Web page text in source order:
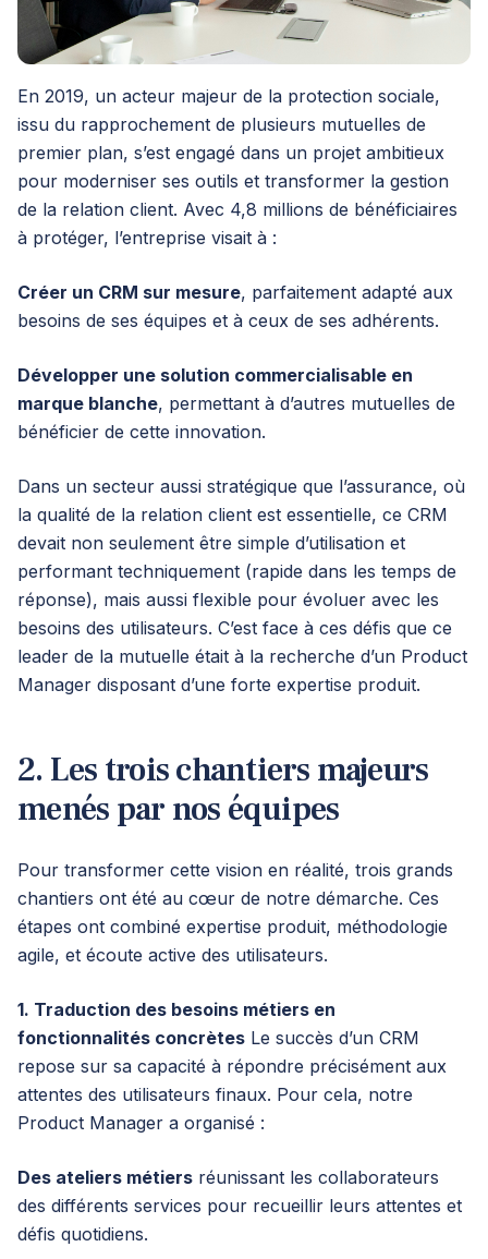
En 2019, un acteur majeur de la protection sociale,
issu du rapprochement de plusieurs mutuelles de
premier plan, s’est engagé dans un projet ambitieux
pour moderniser ses outils et transformer la gestion
de la relation client. Avec 4,8 millions de bénéficiaires
à protéger, l’entreprise visait à :
Créer un CRM sur mesure, parfaitement adapté aux
besoins de ses équipes et à ceux de ses adhérents.
Développer une solution commercialisable en
marque blanche, permettant à d’autres mutuelles de
bénéficier de cette innovation.
Dans un secteur aussi stratégique que l’assurance, où
la qualité de la relation client est essentielle, ce CRM
devait non seulement être simple d’utilisation et
performant techniquement (rapide dans les temps de
réponse), mais aussi flexible pour évoluer avec les
besoins des utilisateurs. C’est face à ces défis que ce
leader de la mutuelle était à la recherche d’un Product
Manager disposant d’une forte expertise produit.
2. Les trois chantiers majeurs
menés par nos équipes
Pour transformer cette vision en réalité, trois grands
chantiers ont été au cœur de notre démarche. Ces
étapes ont combiné expertise produit, méthodologie
agile, et écoute active des utilisateurs.
1. Traduction des besoins métiers en
fonctionnalités concrètes Le succès d’un CRM
repose sur sa capacité à répondre précisément aux
attentes des utilisateurs finaux. Pour cela, notre
Product Manager a organisé :
Des ateliers métiers réunissant les collaborateurs
des différents services pour recueillir leurs attentes et
défis quotidiens.